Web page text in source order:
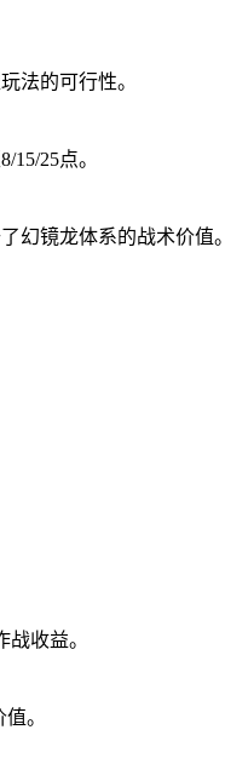
法的可行性。
25点。
幻镜龙体系的战术价值。
收益。
。